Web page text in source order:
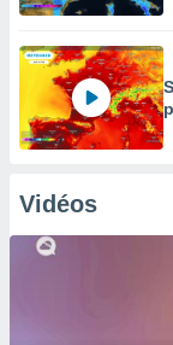
Vidéos